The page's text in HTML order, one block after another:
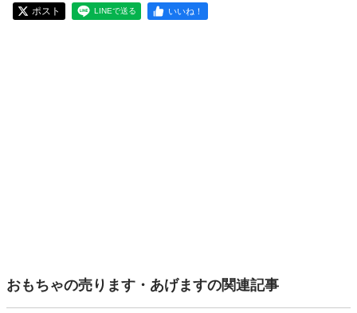
ポスト LINEで送る いいね！
おもちゃの売ります・あげますの関連記事